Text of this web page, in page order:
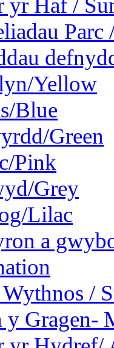
Parc
Yellow
Blue
Green
Pink
Grey
Lilac
a
/
y Gragen-